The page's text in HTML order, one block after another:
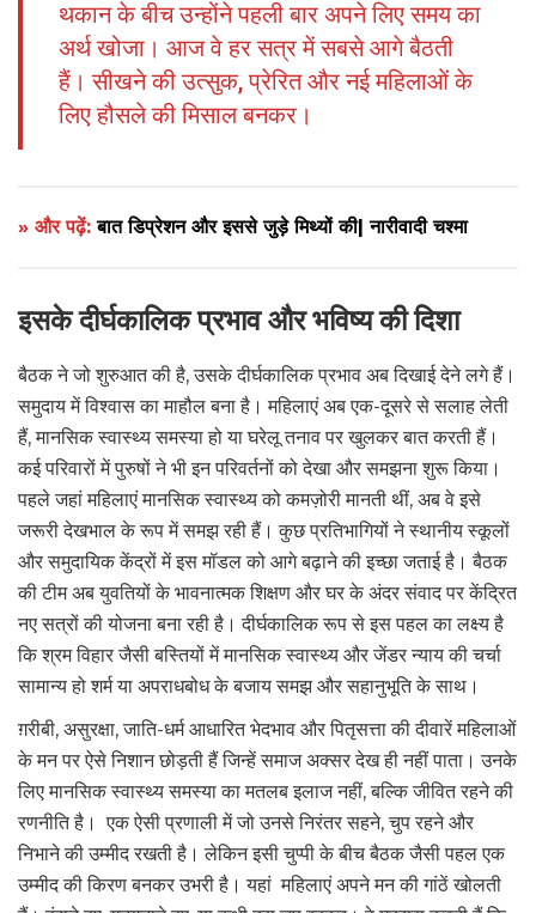
थकान के बीच उन्होंने पहली बार अपने लिए समय का
अर्थ खोजा। आज वे हर सत्र में सबसे आगे बैठती
हैं। सीखने की उत्सुक, प्रेरित और नई महिलाओं के
लिए हौसले की मिसाल बनकर।
» और पढ़ें:बात डिप्रेशन और इससे जुड़े मिथ्यों की| नारीवादी चश्मा
इसके दीर्घकालिक प्रभाव और भविष्य की दिशा
बैठक ने जो शुरुआत की है, उसके दीर्घकालिक प्रभाव अब दिखाई देने लगे हैं।
समुदाय में विश्वास का माहौल बना है। महिलाएं अब एक-दूसरे से सलाह लेती
हैं, मानसिक स्वास्थ्य समस्या हो या घरेलू तनाव पर खुलकर बात करती हैं।
कई परिवारों में पुरुषों ने भी इन परिवर्तनों को देखा और समझना शुरू किया।
पहले जहां महिलाएं मानसिक स्वास्थ्य को कमज़ोरी मानती थीं, अब वे इसे
जरूरी देखभाल के रूप में समझ रही हैं। कुछ प्रतिभागियों ने स्थानीय स्कूलों
और समुदायिक केंद्रों में इस मॉडल को आगे बढ़ाने की इच्छा जताई है। बैठक
की टीम अब युवतियों के भावनात्मक शिक्षण और घर के अंदर संवाद पर केंद्रित
नए सत्रों की योजना बना रही है। दीर्घकालिक रूप से इस पहल का लक्ष्य है
कि श्रम विहार जैसी बस्तियों में मानसिक स्वास्थ्य और जेंडर न्याय की चर्चा
सामान्य हो शर्म या अपराधबोध के बजाय समझ और सहानुभूति के साथ।
ग़रीबी, असुरक्षा, जाति-धर्म आधारित भेदभाव और पितृसत्ता की दीवारें महिलाओं
के मन पर ऐसे निशान छोड़ती हैं जिन्हें समाज अक्सर देख ही नहीं पाता। उनके
लिए मानसिक स्वास्थ्य समस्या का मतलब इलाज नहीं, बल्कि जीवित रहने की
रणनीति है। एक ऐसी प्रणाली में जो उनसे निरंतर सहने, चुप रहने और
निभाने की उम्मीद रखती है। लेकिन इसी चुप्पी के बीच बैठक जैसी पहल एक
उम्मीद की किरण बनकर उभरी है। यहां महिलाएं अपने मन की गांठें खोलती